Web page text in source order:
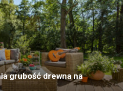
grubość drewna na